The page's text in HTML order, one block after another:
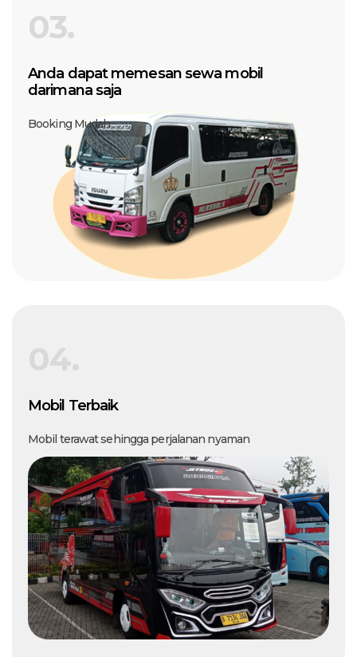
03.
Anda dapat memesan sewa mobil
darimana saja
Booking Mudah
Mobil Terbaik
Mobil terawat sehingga perjalanan nyaman